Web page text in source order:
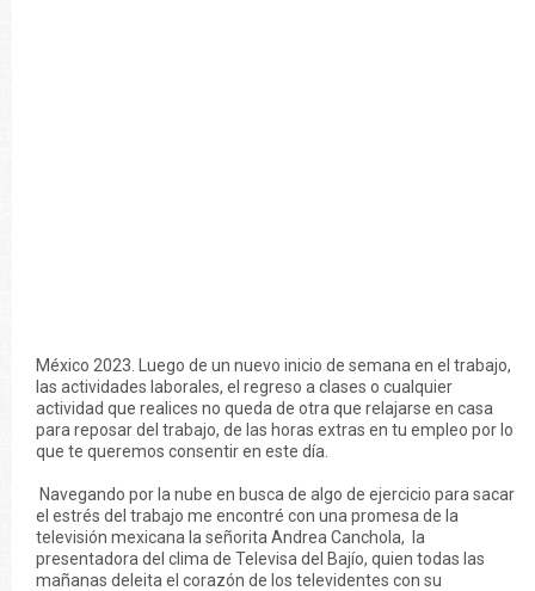
México 2023. Luego de un nuevo inicio de semana en el trabajo,
las actividades laborales, el regreso a clases o cualquier
actividad que realices no queda de otra que relajarse en casa
para reposar del trabajo, de las horas extras en tu empleo por lo
que te queremos consentir en este día.
Navegando por la nube en busca de algo de ejercicio para sacar
el estrés del trabajo me encontré con una promesa de la
televisión mexicana la señorita Andrea Canchola, la
presentadora del clima de Televisa del Bajío, quien todas las
mañanas deleita el corazón de los televidentes con su